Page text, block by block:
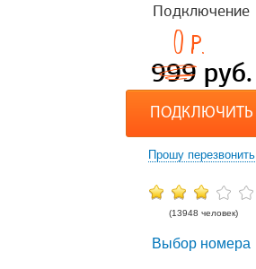
Подключение
999
0 p.
руб.
ПОДКЛЮЧИТЬ
Прошу перезвонить
(13948 человек)
Выбор номера